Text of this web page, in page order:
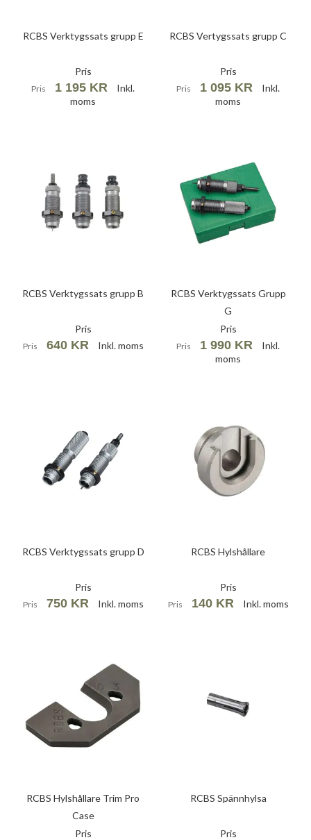
RCBS Verktygssats grupp E
Pris
Pris 1 195 KR
Inkl.
moms
RCBS Vertygssats grupp C
Pris
Pris 1 095 KR
Inkl.
moms
RCBS Verktygssats grupp B
Pris
Pris 640 KR Inkl. moms
RCBS Verktygssats Grupp
G
Pris
Pris 1 990 KR
Inkl.
moms
RCBS Verktygssats grupp D
Pris
Pris 750 KR Inkl. moms
RCBS Hylshållare
Pris
Pris 140 KR Inkl. moms
RCBS Hylshållare Trim Pro
Case
Pris
RCBS Spännhylsa
Pris